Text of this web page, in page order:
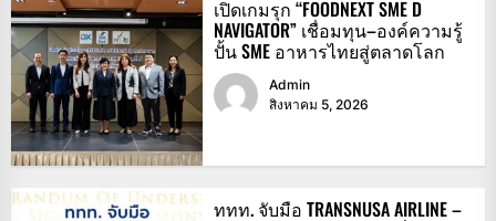
เปิดเกมรุก “FOODNEXT SME D
NAVIGATOR” เชื่อมทุน–องค์ความรู้
ปั้น SME อาหารไทยสู่ตลาดโลก
Admin
สิงหาคม 5, 2026
ททท. จับมือ TRANSNUSA AIRLINE –